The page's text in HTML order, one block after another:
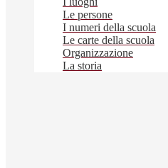
Le persone
I numeri della scuola
Le carte della scuola
Organizzazione
La storia